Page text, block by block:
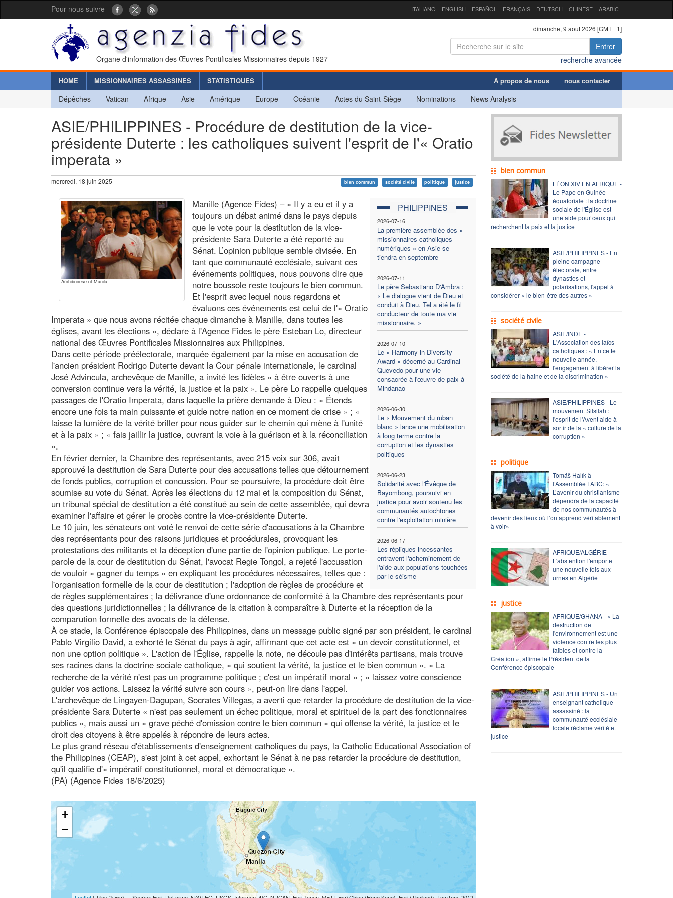
Pour nous suivre ITALIANO ENGLISH ESPAÑOL FRANÇAIS DEUTSCH CHINESE ARABIC
Organe d'information des Œuvres Pontificales Missionnaires depuis 1927
dimanche, 9 août 2026 [GMT +1]
Entrer
recherche avancée
HOME MISSIONNAIRES ASSASSINES STATISTIQUES A propos de nous nous contacter
Dépêches Vatican Afrique Asie Amérique Europe Océanie Actes du Saint-Siège Nominations News Analysis
ASIE/PHILIPPINES - Procédure de destitution de la vice-
présidente Duterte : les catholiques suivent l'esprit de l'« Oratio
imperata »
mercredi, 18 juin 2025 bien commun société civile politique justice
Archdiocese of Manila
PHILIPPINES
2026-07-16
La première assemblée des «
missionnaires catholiques
numériques » en Asie se
tiendra en septembre
2026-07-11
Le père Sebastiano D'Ambra :
« Le dialogue vient de Dieu et
conduit à Dieu. Tel a été le fil
conducteur de toute ma vie
missionnaire. »
2026-07-10
Le « Harmony in Diversity
Award » décerné au Cardinal
Quevedo pour une vie
consacrée à l'œuvre de paix à
Mindanao
2026-06-30
Le « Mouvement du ruban
blanc » lance une mobilisation
à long terme contre la
corruption et les dynasties
politiques
2026-06-23
Solidarité avec l'Évêque de
Bayombong, poursuivi en
justice pour avoir soutenu les
communautés autochtones
contre l'exploitation minière
2026-06-17
Les répliques incessantes
entravent l'acheminement de
l'aide aux populations touchées
par le séisme
Manille (Agence Fides) – « Il y a eu et il y a
toujours un débat animé dans le pays depuis
que le vote pour la destitution de la vice-
présidente Sara Duterte a été reporté au
Sénat. L’opinion publique semble divisée. En
tant que communauté ecclésiale, suivant ces
événements politiques, nous pouvons dire que
notre boussole reste toujours le bien commun.
Et l'esprit avec lequel nous regardons et
évaluons ces événements est celui de l'« Oratio
Imperata » que nous avons récitée chaque dimanche à Manille, dans toutes les
églises, avant les élections », déclare à l'Agence Fides le père Esteban Lo, directeur
national des Œuvres Pontificales Missionnaires aux Philippines.
Dans cette période préélectorale, marquée également par la mise en accusation de
l'ancien président Rodrigo Duterte devant la Cour pénale internationale, le cardinal
José Advincula, archevêque de Manille, a invité les fidèles « à être ouverts à une
conversion continue vers la vérité, la justice et la paix ». Le père Lo rappelle quelques
passages de l'Oratio Imperata, dans laquelle la prière demande à Dieu : « Étends
encore une fois ta main puissante et guide notre nation en ce moment de crise » ; «
laisse la lumière de la vérité briller pour nous guider sur le chemin qui mène à l'unité
et à la paix » ; « fais jaillir la justice, ouvrant la voie à la guérison et à la réconciliation
».
En février dernier, la Chambre des représentants, avec 215 voix sur 306, avait
approuvé la destitution de Sara Duterte pour des accusations telles que détournement
de fonds publics, corruption et concussion. Pour se poursuivre, la procédure doit être
soumise au vote du Sénat. Après les élections du 12 mai et la composition du Sénat,
un tribunal spécial de destitution a été constitué au sein de cette assemblée, qui devra
examiner l'affaire et gérer le procès contre la vice-présidente Duterte.
Le 10 juin, les sénateurs ont voté le renvoi de cette série d'accusations à la Chambre
des représentants pour des raisons juridiques et procédurales, provoquant les
protestations des militants et la déception d'une partie de l'opinion publique. Le porte-
parole de la cour de destitution du Sénat, l'avocat Regie Tongol, a rejeté l'accusation
de vouloir « gagner du temps » en expliquant les procédures nécessaires, telles que :
l'organisation formelle de la cour de destitution ; l'adoption de règles de procédure et
de règles supplémentaires ; la délivrance d'une ordonnance de conformité à la Chambre des représentants pour
des questions juridictionnelles ; la délivrance de la citation à comparaître à Duterte et la réception de la
comparution formelle des avocats de la défense.
À ce stade, la Conférence épiscopale des Philippines, dans un message public signé par son président, le cardinal
Pablo Virgilio David, a exhorté le Sénat du pays à agir, affirmant que cet acte est « un devoir constitutionnel, et
non une option politique ». L'action de l'Église, rappelle la note, ne découle pas d'intérêts partisans, mais trouve
ses racines dans la doctrine sociale catholique, « qui soutient la vérité, la justice et le bien commun ». « La
recherche de la vérité n'est pas un programme politique ; c'est un impératif moral » ; « laissez votre conscience
guider vos actions. Laissez la vérité suivre son cours », peut-on lire dans l'appel.
L'archevêque de Lingayen-Dagupan, Socrates Villegas, a averti que retarder la procédure de destitution de la vice-
présidente Sara Duterte « n'est pas seulement un échec politique, moral et spirituel de la part des fonctionnaires
publics », mais aussi un « grave péché d'omission contre le bien commun » qui offense la vérité, la justice et le
droit des citoyens à être appelés à répondre de leurs actes.
Le plus grand réseau d'établissements d'enseignement catholiques du pays, la Catholic Educational Association of
the Philippines (CEAP), s'est joint à cet appel, exhortant le Sénat à ne pas retarder la procédure de destitution,
qu'il qualifie d'« impératif constitutionnel, moral et démocratique ».
(PA) (Agence Fides 18/6/2025)
+
−
bien commun
LÉON XIV EN AFRIQUE -
Le Pape en Guinée
équatoriale : la doctrine
sociale de l'Église est
une aide pour ceux qui
recherchent la paix et la justice
ASIE/PHILIPPINES - En
pleine campagne
électorale, entre
dynasties et
polarisations, l'appel à
considérer « le bien-être des autres »
société civile
ASIE/INDE -
L'Association des laïcs
catholiques : « En cette
nouvelle année,
l'engagement à libérer la
société de la haine et de la discrimination »
ASIE/PHILIPPINES - Le
mouvement Silsilah :
l'esprit de l'Avent aide à
sortir de la « culture de la
corruption »
politique
Tomáš Halík à
l’Assemblée FABC: «
L’avenir du christianisme
dépendra de la capacité
de nos communautés à
devenir des lieux où l’on apprend véritablement
à voir»
AFRIQUE/ALGÉRIE -
L'abstention l'emporte
une nouvelle fois aux
urnes en Algérie
justice
AFRIQUE/GHANA - « La
destruction de
l'environnement est une
violence contre les plus
faibles et contre la
Création », affirme le Président de la
Conférence épiscopale
ASIE/PHILIPPINES - Un
enseignant catholique
assassiné : la
communauté ecclésiale
locale réclame vérité et
justice